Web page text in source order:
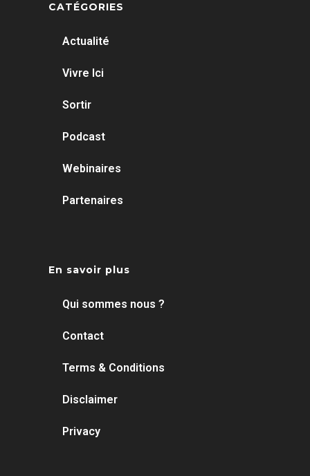
CATÉGORIES
Actualité
Vivre Ici
Sortir
Podcast
Webinaires
Partenaires
En savoir plus
Qui sommes nous ?
Contact
Terms & Conditions
Disclaimer
Privacy